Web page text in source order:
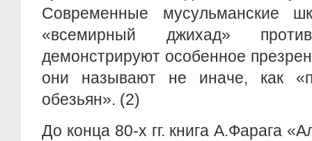
Современные мусульманские
«всемирный джихад»
демонстрируют особенное
они называют не иначе, как
обезьян». (2)
До конца 80-х гг. книга А.Фарага